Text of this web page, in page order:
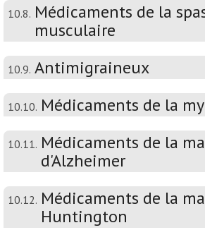
10.8. Médicaments de la
musculaire
10.9. Antimigraineux
10.10. Médicaments de la
10.11. Médicaments de la
d'Alzheimer
10.12. Médicaments de la
Huntington